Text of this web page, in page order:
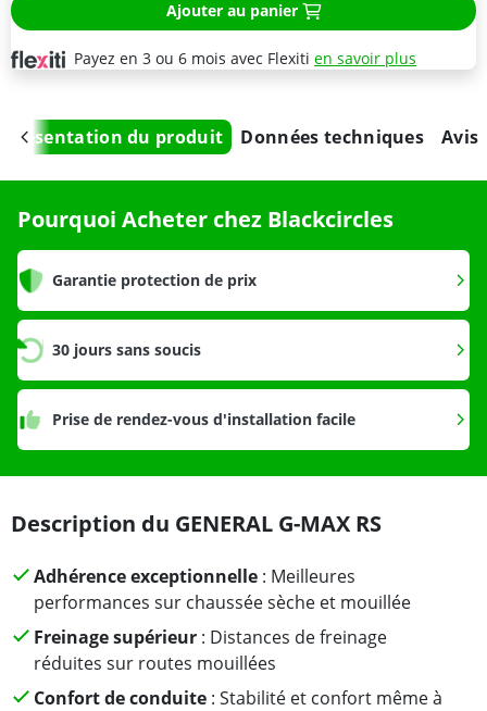
Ajouter au panier
Payez en 3 ou 6 mois avec Flexiti en savoir plus
Présentation du produit Données techniques Avis
Pourquoi Acheter chez Blackcircles
Garantie protection de prix
30 jours sans soucis
Prise de rendez-vous d'installation facile
Description du GENERAL G-MAX RS
Adhérence exceptionnelle: Meilleures
performances sur chaussée sèche et mouillée
Freinage supérieur: Distances de freinage
réduites sur routes mouillées
Confort de conduite: Stabilité et confort même à